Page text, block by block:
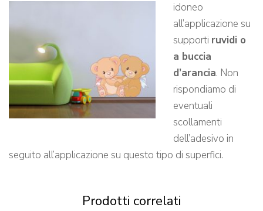
idoneo
all’applicazione su
supporti ruvidi o
a buccia
d’arancia. Non
rispondiamo di
eventuali
scollamenti
dell’adesivo in
seguito all’applicazione su questo tipo di superfici.
Prodotti correlati